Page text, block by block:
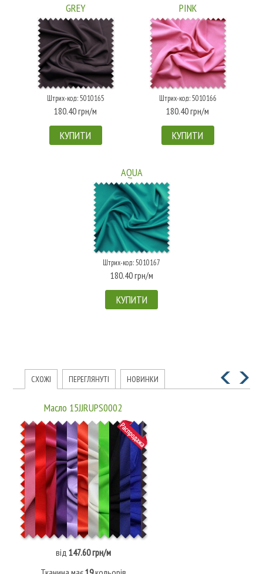
GREY
Штрих-код: 5010165
180.40 грн/м
КУПИТИ
PINK
Штрих-код: 5010166
180.40 грн/м
КУПИТИ
AQUA
Штрих-код: 5010167
180.40 грн/м
КУПИТИ
СХОЖІ ПЕРЕГЛЯНУТІ НОВИНКИ
Масло 15JJRUPS0002
від 147.60 грн/м